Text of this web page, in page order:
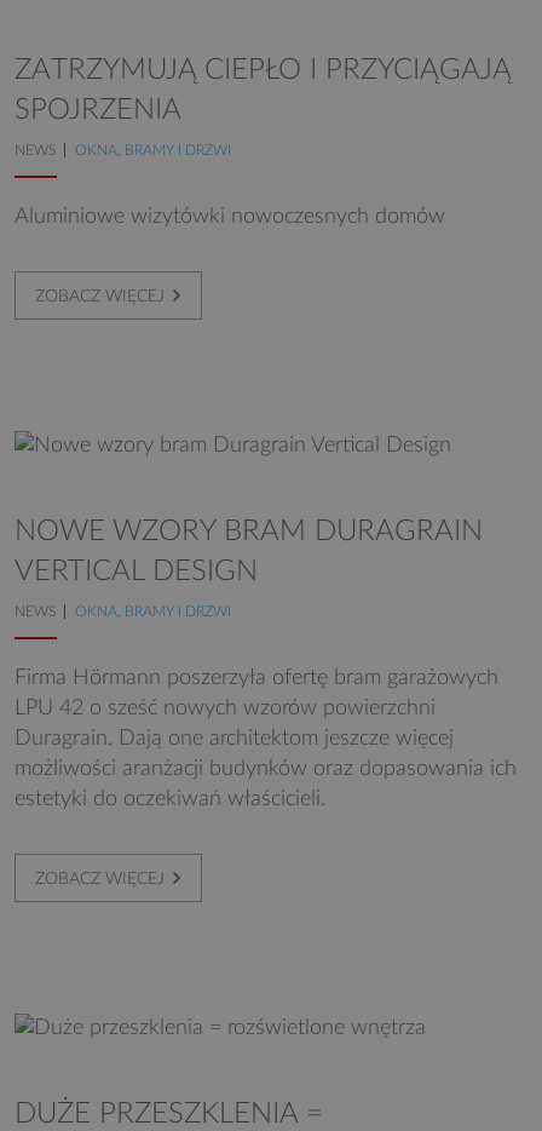
ZATRZYMUJĄ CIEPŁO I PRZYCIĄGAJĄ
SPOJRZENIA
NEWS OKNA, BRAMY I DRZWI
Aluminiowe wizytówki nowoczesnych domów
ZOBACZ WIĘCEJ
NOWE WZORY BRAM DURAGRAIN
VERTICAL DESIGN
NEWS OKNA, BRAMY I DRZWI
Firma Hörmann poszerzyła ofertę bram garażowych
LPU 42 o sześć nowych wzorów powierzchni
Duragrain. Dają one architektom jeszcze więcej
możliwości aranżacji budynków oraz dopasowania ich
estetyki do oczekiwań właścicieli.
ZOBACZ WIĘCEJ
DUŻE PRZESZKLENIA =